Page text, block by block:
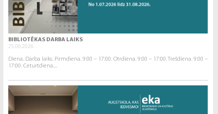
BIBLIOTĒKAS DARBA LAIKS
25.06.2026.
Diena. Darba laiks. Pirmdiena. 9:00 – 17:00. Otrdiena. 9:00 – 17:00. Trešdiena. 9:00 –
17:00. Ceturtdiena....